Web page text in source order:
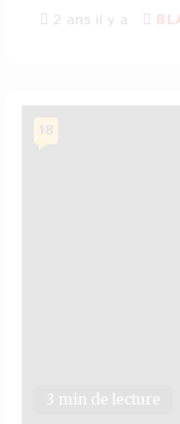
2 ans il y a
3 min de lecture
18